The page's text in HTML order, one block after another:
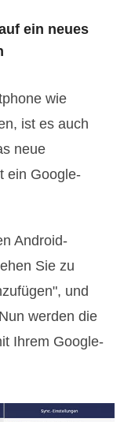
ein neues
wie
ist es auch
neue
ein Google-
Android-
Sie zu
und
werden die
Ihrem Google-